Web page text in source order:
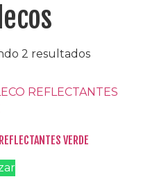
2 resultados
VERDE